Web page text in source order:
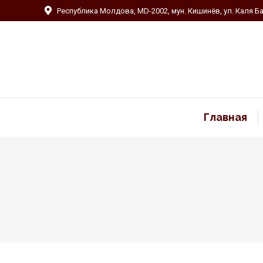
Республика Молдова, MD-2002, мун. Кишинёв, ул. Каля
Главная